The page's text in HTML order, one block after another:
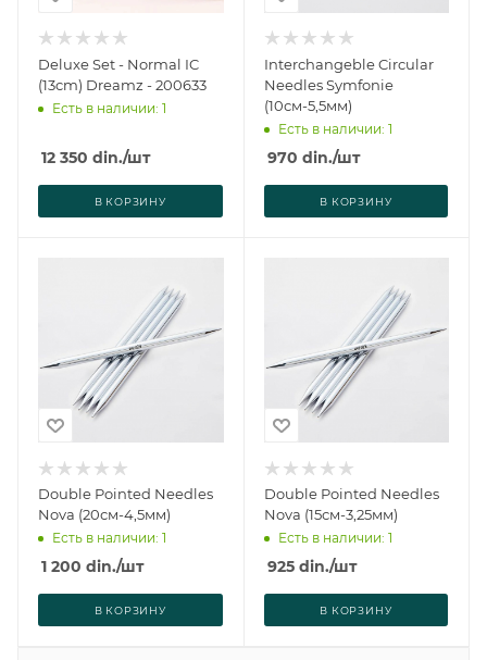
Deluxe Set - Normal IC
(13cm) Dreamz - 200633
Есть в наличии: 1
12 350 din./шт
В КОРЗИНУ
Interchangeble Circular
Needles Symfonie
(10см-5,5мм)
Есть в наличии: 1
970 din./шт
В КОРЗИНУ
Double Pointed Needles
Nova (20см-4,5мм)
Есть в наличии: 1
1 200 din./шт
В КОРЗИНУ
Double Pointed Needles
Nova (15см-3,25мм)
Есть в наличии: 1
925din./шт
В КОРЗИНУ